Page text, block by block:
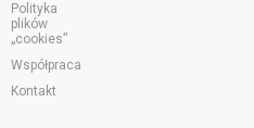
Polityka
plików
„cookies”
Współpraca
Kontakt